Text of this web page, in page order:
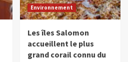
Environnement
Les îles Salomon
accueillent le plus
grand corail connu du